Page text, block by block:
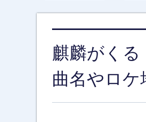
麒麟がく
曲名やロ